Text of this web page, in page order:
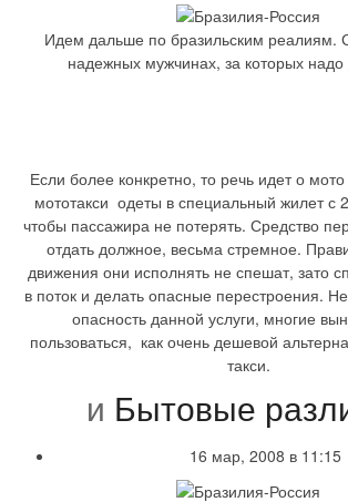
Идем дальше по бразильским реалиям.
надежных мужчинах, за которых надо
Если более конкретно, то речь идет о
мототакси одеты в специальный жилет с
чтобы пассажира не потерять. Средство
отдать должное, весьма стремное.
движения они исполнять не спешат, зато
в поток и делать опасные перестроения.
опасность данной услуги, многие
пользоваться, как очень дешевой
такси.
и Бытовые
16 мар, 2008 в 11:15